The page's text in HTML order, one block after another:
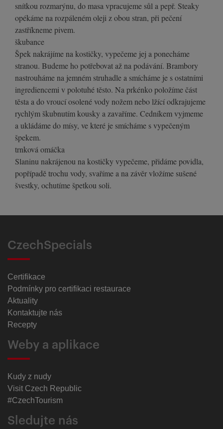
snítkou rozmarýnu, do masa vpracujeme sůl a pepř. Steaky
opékáme na rozpáleném oleji z obou stran, při pečení
zastříkneme pivem.
škubance
Špek nakrájíme na kostičky, vypečeme jej a ponecháme
stranou. Budeme ho potřebovat až na podávání. Brambory
nastrouháme na jemném struhadle a smícháme je s ostatními
ingrediencemi v polotuhé těsto. Na prkénko položíme část
těsta a do vroucí osolené vody nožem nebo lžící odkrajujeme
rychlým škubnutím kousky a zavaříme. Cedníkem vyjmeme
a ukládáme do mísy, ve které je smícháme s vypečeným
špekem.
trnková omáčka
Slaninu nakrájenou na kostičky vypečeme, přidáme povidla,
popřípadě trochu vody, svaříme a na závěr vložíme sušené
švestky, ochutíme špetkou soli.
CzechSpecials
Certifikace
Podmínky pro certifikaci restaurace
Aktuality
Kontaktujte nás
Recepty
Weby a aplikace
Kudy z nudy
Visit Czech Republic
#CzechTourism
Sledujte nás